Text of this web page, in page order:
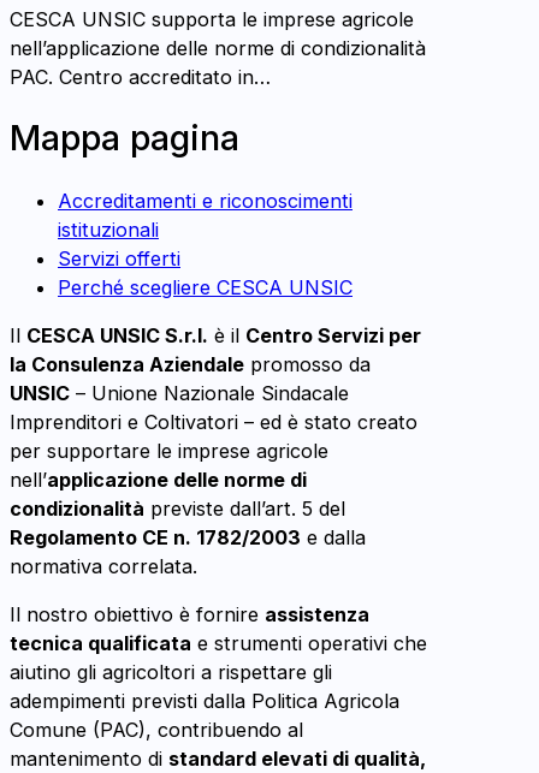
CESCA UNSIC supporta le imprese agricole
nell’applicazione delle norme di condizionalità
PAC. Centro accreditato in…
Mappa pagina
Accreditamenti e riconoscimenti
istituzionali
Servizi offerti
Perché scegliere CESCA UNSIC
Il CESCA UNSIC S.r.l. è il Centro Servizi per
la Consulenza Aziendale promosso da
UNSIC – Unione Nazionale Sindacale
Imprenditori e Coltivatori – ed è stato creato
per supportare le imprese agricole
nell’applicazione delle norme di
condizionalità previste dall’art. 5 del
Regolamento CE n. 1782/2003 e dalla
normativa correlata.
Il nostro obiettivo è fornire assistenza
tecnica qualificata e strumenti operativi che
aiutino gli agricoltori a rispettare gli
adempimenti previsti dalla Politica Agricola
Comune (PAC), contribuendo al
mantenimento di standard elevati di qualità,